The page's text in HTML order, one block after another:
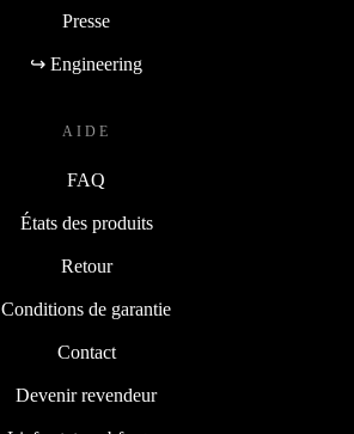
Presse
↪ Engineering
AIDE
FAQ
États des produits
Retour
Conditions de garantie
Contact
Devenir revendeur